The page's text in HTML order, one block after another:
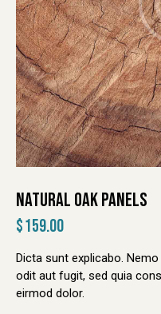
NATURAL OAK PANELS
$159.00
Dicta sunt explicabo.
odit aut fugit, sed quia
eirmod dolor.